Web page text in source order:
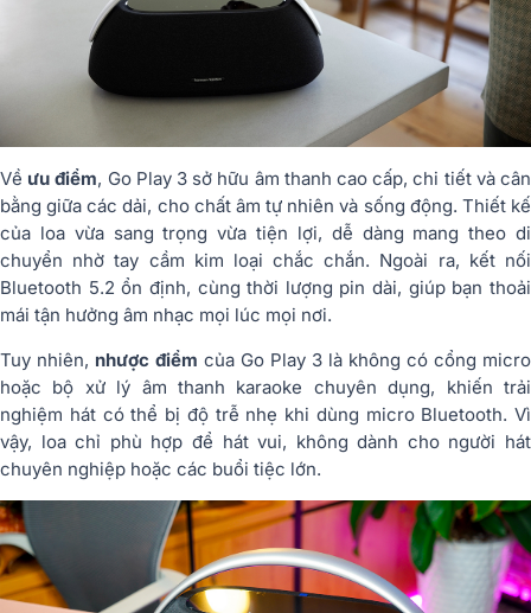
Về ưu điểm, Go Play 3 sở hữu âm thanh cao cấp, chi tiết và cân
bằng giữa các dải, cho chất âm tự nhiên và sống động. Thiết kế
của loa vừa sang trọng vừa tiện lợi, dễ dàng mang theo di
chuyển nhờ tay cầm kim loại chắc chắn. Ngoài ra, kết nối
Bluetooth 5.2 ổn định, cùng thời lượng pin dài, giúp bạn thoải
mái tận hưởng âm nhạc mọi lúc mọi nơi.
Tuy nhiên, nhược điểm của Go Play 3 là không có cổng micro
hoặc bộ xử lý âm thanh karaoke chuyên dụng, khiến trải
nghiệm hát có thể bị độ trễ nhẹ khi dùng micro Bluetooth. Vì
vậy, loa chỉ phù hợp để hát vui, không dành cho người hát
chuyên nghiệp hoặc các buổi tiệc lớn.